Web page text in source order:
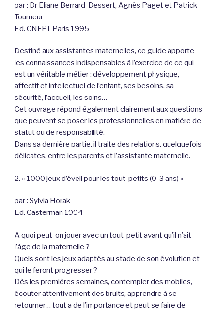
par : Dr Eliane Berrard-Dessert, Agnès Paget et Patrick
Tourneur
Ed. CNFPT Paris 1995
Destiné aux assistantes maternelles, ce guide apporte
les connaissances indispensables à l’exercice de ce qui
est un véritable métier : développement physique,
affectif et intellectuel de l’enfant, ses besoins, sa
sécurité, l’accueil, les soins…
Cet ouvrage répond également clairement aux questions
que peuvent se poser les professionnelles en matière de
statut ou de responsabilité.
Dans sa dernière partie, il traite des relations, quelquefois
délicates, entre les parents et l’assistante maternelle.
2. « 1000 jeux d’éveil pour les tout-petits (0-3 ans) »
par : Sylvia Horak
Ed. Casterman 1994
A quoi peut-on jouer avec un tout-petit avant qu’il n’ait
l’âge de la maternelle ?
Quels sont les jeux adaptés au stade de son évolution et
qui le feront progresser ?
Dès les premières semaines, contempler des mobiles,
écouter attentivement des bruits, apprendre à se
retourner… tout a de l’importance et peut se faire de